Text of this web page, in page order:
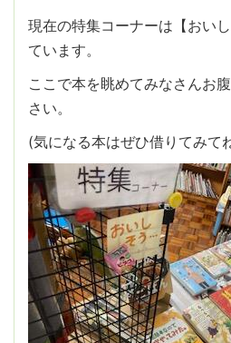
現在の特集コーナーは【おい
ています。
ここで本を眺めてみなさんお
さい。
(気になる本はぜひ借りてみて